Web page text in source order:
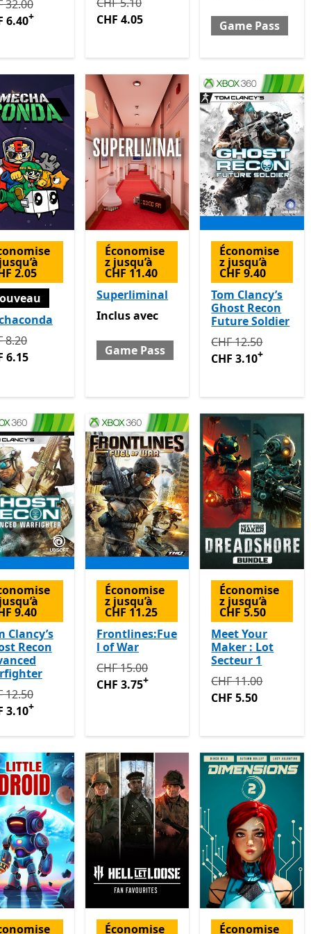
CHF 32.00 maintenant CHF 6.40
Avec des achats
32.00
6.40+
CHF 4.05
Game Pass
2.05
CHF 8.20 maintenant CHF 6.15
8.20
6.15
Économise
z jusqu’à
CHF 11.40
Superliminal
Inclus avec Game Pass
Inclusavec
Game Pass
Économise
z jusqu’à
CHF 9.40
Tom Clancy’s
Ghost Recon
Future Soldier
Initialement CHF
CHF 12.50
CHF 3.10+
9.40
Clancy’s
Recon
CHF 12.50 maintenant CHF 3.10 Avec des achats
12.50
3.10+
Économise
z jusqu’à
CHF 11.25
Frontlines:Fue
l of War
Initialement CHF 15.00 maintenant CHF
CHF 15.00
CHF 3.75+
Économise
z jusqu’à
CHF 5.50
Meet Your
Maker : Lot
Secteur 1
Initialement CHF
CHF 11.00
CHF 5.50
Économise Économise